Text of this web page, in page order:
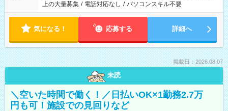
上の大量募集 / 電話対応なし / パソコンスキル不要
気になる！ 応募する 詳細へ
掲載日：2026.08.07
未読
＼空いた時間で働く！／日払いOK×1勤務2.7万
円も可！施設での見回りなど